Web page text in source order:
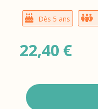
Dès 5 ans
22,40 €